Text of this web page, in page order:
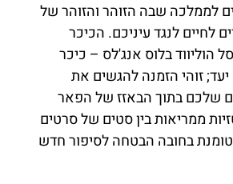
לממלכה שבה הזוהר והזוהר של
לחיים לנגד עיניכם. הכיכר
הוליווד בלוס אנג'לס – כיכר
זוהי הזמנה להגשים את
שלכם בתוך הבאזז של הפאר
ממריאות בין סטים של סרטים
טומנת בחובה הבטחה לסיפור חדש